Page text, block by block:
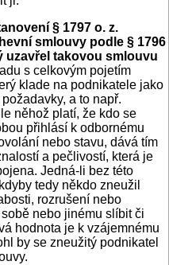
§ 1797 o. z.
smlouvy podle § 1796
uzavřel takovou smlouvu
s celkovým pojetím
klade na podnikatele jako
a to např.
něhož platí, že kdo se
přihlásí k odbornému
nebo stavu, dává tím
a pečlivostí, která je
Jedná-li bez této
tedy někdo zneužil
rozrušení nebo
nebo jinému slíbit či
hodnota je k vzájemnému
by se zneužitý podnikatel